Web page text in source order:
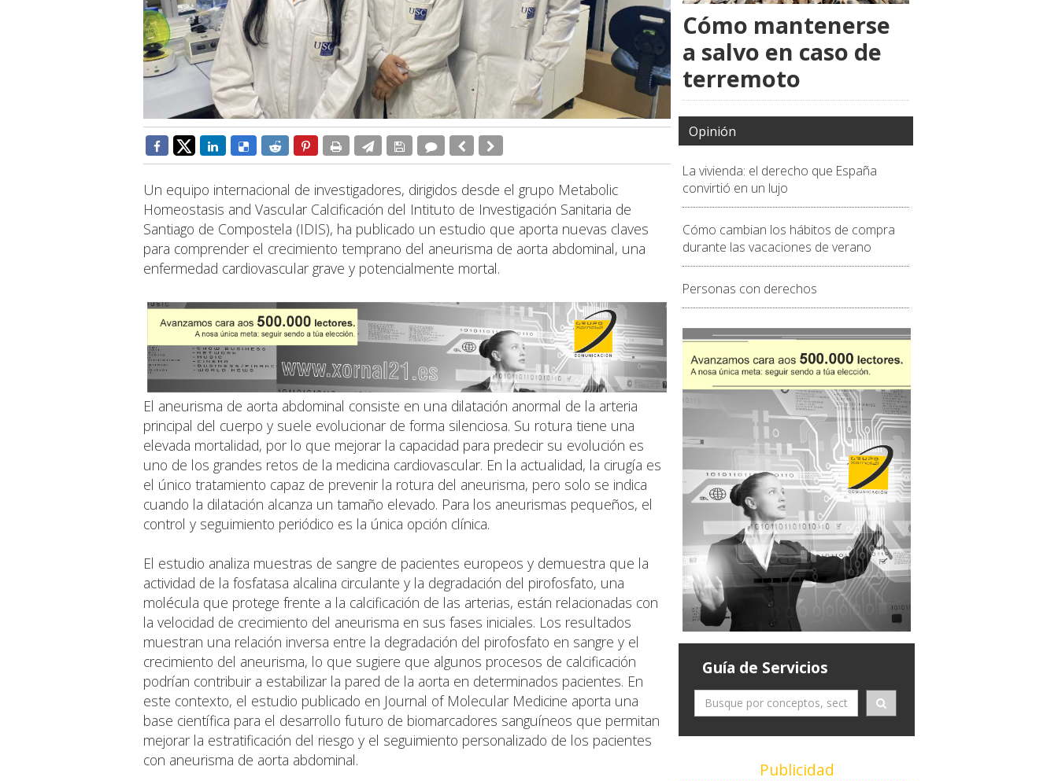
Un equipo internacional de investigadores, dirigidos desde el grupo Metabolic
Homeostasis and Vascular Calcificación del Intituto de Investigación Sanitaria de
Santiago de Compostela (IDIS), ha publicado un estudio que aporta nuevas claves
para comprender el crecimiento temprano del aneurisma de aorta abdominal, una
enfermedad cardiovascular grave y potencialmente mortal.
El aneurisma de aorta abdominal consiste en una dilatación anormal de la arteria
principal del cuerpo y suele evolucionar de forma silenciosa. Su rotura tiene una
elevada mortalidad, por lo que mejorar la capacidad para predecir su evolución es
uno de los grandes retos de la medicina cardiovascular. En la actualidad, la cirugía es
el único tratamiento capaz de prevenir la rotura del aneurisma, pero solo se indica
cuando la dilatación alcanza un tamaño elevado. Para los aneurismas pequeños, el
control y seguimiento periódico es la única opción clínica.
El estudio analiza muestras de sangre de pacientes europeos y demuestra que la
actividad de la fosfatasa alcalina circulante y la degradación del pirofosfato, una
molécula que protege frente a la calcificación de las arterias, están relacionadas con
la velocidad de crecimiento del aneurisma en sus fases iniciales. Los resultados
muestran una relación inversa entre la degradación del pirofosfato en sangre y el
crecimiento del aneurisma, lo que sugiere que algunos procesos de calcificación
podrían contribuir a estabilizar la pared de la aorta en determinados pacientes. En
este contexto, el estudio publicado en Journal of Molecular Medicine aporta una
base científica para el desarrollo futuro de biomarcadores sanguíneos que permitan
mejorar la estratificación del riesgo y el seguimiento personalizado de los pacientes
con aneurisma de aorta abdominal.
Cómo mantenerse
a salvo en caso de
terremoto
Opinión
La vivienda: el derecho que España
convirtió en un lujo
Cómo cambian los hábitos de compra
durante las vacaciones de verano
Personas con derechos
Guía de Servicios
Publicidad